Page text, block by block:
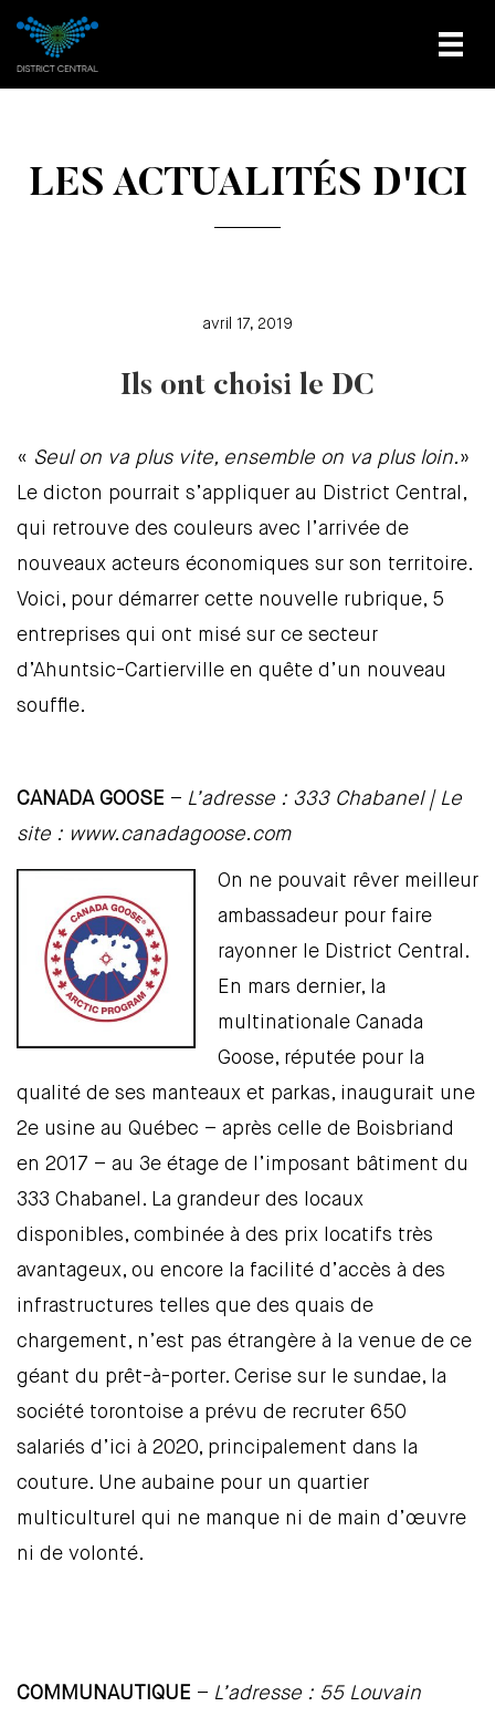
LES ACTUALITÉS D'ICI
avril 17, 2019
Ils ont choisi le DC
« Seul on va plus vite, ensemble on va plus loin.»
Le dicton pourrait s’appliquer au District Central,
qui retrouve des couleurs avec l’arrivée de
nouveaux acteurs économiques sur son territoire.
Voici, pour démarrer cette nouvelle rubrique, 5
entreprises qui ont misé sur ce secteur
d’Ahuntsic-Cartierville en quête d’un nouveau
souffle.
CANADA GOOSE – L’adresse : 333 Chabanel | Le
site : www.canadagoose.com
On ne pouvait rêver meilleur
ambassadeur pour faire
rayonner le District Central.
En mars dernier, la
multinationale Canada
Goose, réputée pour la
qualité de ses manteaux et parkas, inaugurait une
2e usine au Québec – après celle de Boisbriand
en 2017 – au 3e étage de l’imposant bâtiment du
333 Chabanel. La grandeur des locaux
disponibles, combinée à des prix locatifs très
avantageux, ou encore la facilité d’accès à des
infrastructures telles que des quais de
chargement, n’est pas étrangère à la venue de ce
géant du prêt-à-porter. Cerise sur le sundae, la
société torontoise a prévu de recruter 650
salariés d’ici à 2020, principalement dans la
couture. Une aubaine pour un quartier
multiculturel qui ne manque ni de main d’œuvre
ni de volonté.
COMMUNAUTIQUE – L’adresse : 55 Louvain